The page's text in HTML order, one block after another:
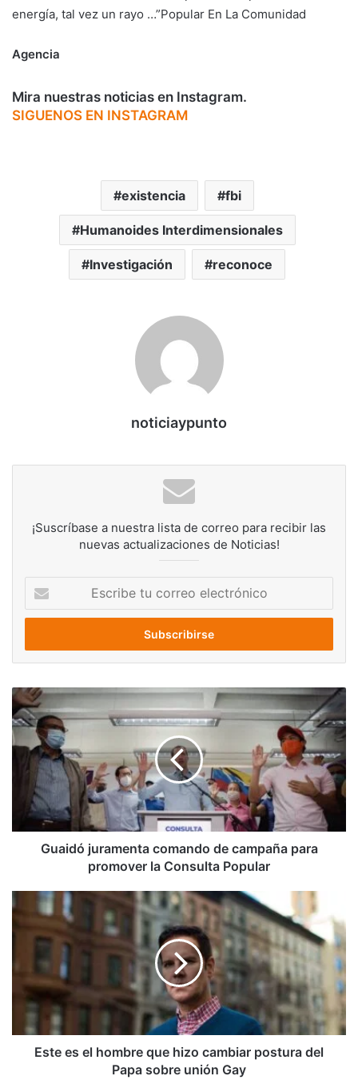
energía, tal vez un rayo …”Popular En La Comunidad
Agencia
Mira nuestras noticias en Instagram.
SIGUENOS EN INSTAGRAM
existencia fbi
Humanoides Interdimensionales
Investigación reconoce
noticiaypunto
¡Suscríbase a nuestra lista de correo para recibir las
nuevas actualizaciones de Noticias!
correo
Guaidó
juramenta
comando
de
campaña
promover
Consulta
PopularGuaidó juramenta comando de campaña para
promover la Consulta Popular
es
el
hizo
cambiar
postura
del
Este es el hombre que hizo cambiar postura del
Papa sobre unión Gay